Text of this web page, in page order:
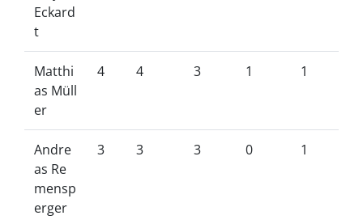
Eckard
t
Matthi
as Müll
er
4 4 3 1 1
Andre
as Re
mensp
erger
3 3 3 0 1